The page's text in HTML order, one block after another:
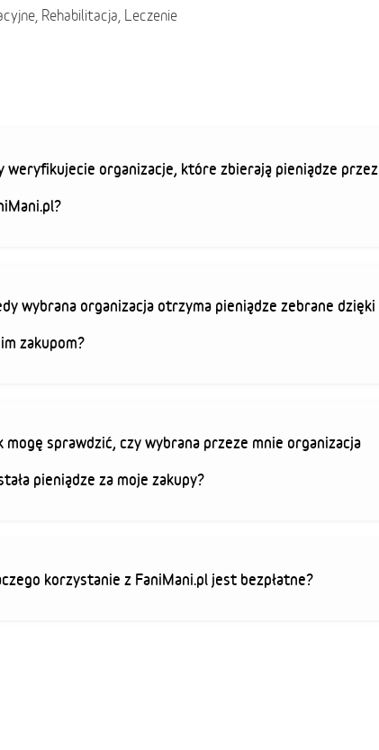
Rehabilitacja, Leczenie
weryfikujecie organizacje, które zbierają pieniądze przez
wybrana organizacja otrzyma pieniądze zebrane dzięki
zakupom?
mogę sprawdzić, czy wybrana przeze mnie organizacja
pieniądze za moje zakupy?
korzystanie z FaniMani.pl jest bezpłatne?